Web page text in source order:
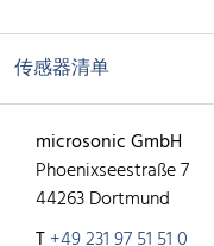
传感器清单
microsonic GmbH
Phoenixseestraße 7
44263 Dortmund